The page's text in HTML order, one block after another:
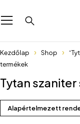
Kezdőlap Shop
termékek
Tytan
Alapértelmezett